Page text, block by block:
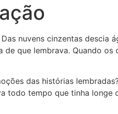
nuvens cinzentas
que lembrava. Quando
das histórias
todo tempo que tinha